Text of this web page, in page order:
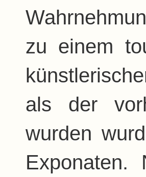
zu einem
als der
wurden
Exponaten.